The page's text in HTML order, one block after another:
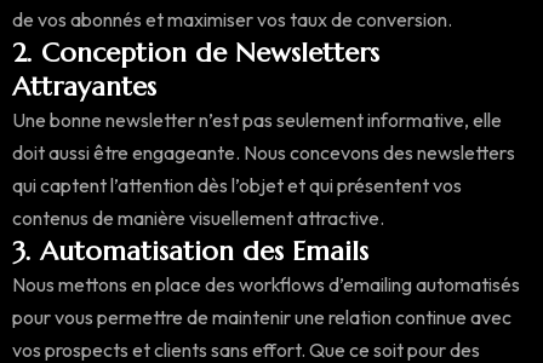
de vos abonnés et maximiser vos taux de conversion.
2. Conception de Newsletters
Attrayantes
Une bonne newsletter n’est pas seulement informative, elle
doit aussi être engageante. Nous concevons des newsletters
qui captent l’attention dès l’objet et qui présentent vos
contenus de manière visuellement attractive.
3. Automatisation des Emails
Nous mettons en place des workflows d’emailing automatisés
pour vous permettre de maintenir une relation continue avec
vos prospects et clients sans effort. Que ce soit pour des